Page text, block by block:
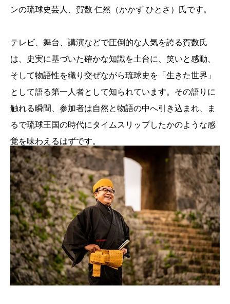
ンの琉球史芸人、賀数 仁然（かかず ひとさ）氏です。
テレビ、舞台、講演などで圧倒的な人気を誇る賀数氏
は、史実に基づいた確かな知識を土台に、笑いと感動、
そして物語性を織り交ぜながら琉球史を「生きた世界」
として語る第一人者として知られています。その語りに
触れる瞬間、参加者は自然と物語の中へ引き込まれ、ま
るで琉球王国の時代にタイムスリップしたかのような感
覚を味わえるはずです。